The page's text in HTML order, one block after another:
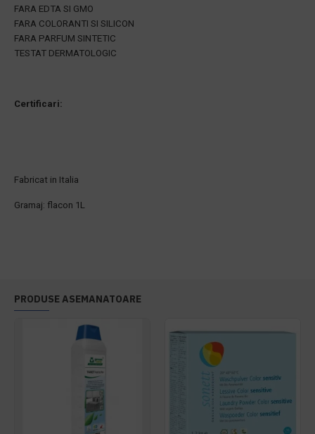
FARA EDTA SI GMO
FARA COLORANTI SI SILICON
FARA PARFUM SINTETIC
TESTAT DERMATOLOGIC
Certificari:
Fabricat in Italia
Gramaj: flacon 1L
PRODUSE ASEMANATOARE